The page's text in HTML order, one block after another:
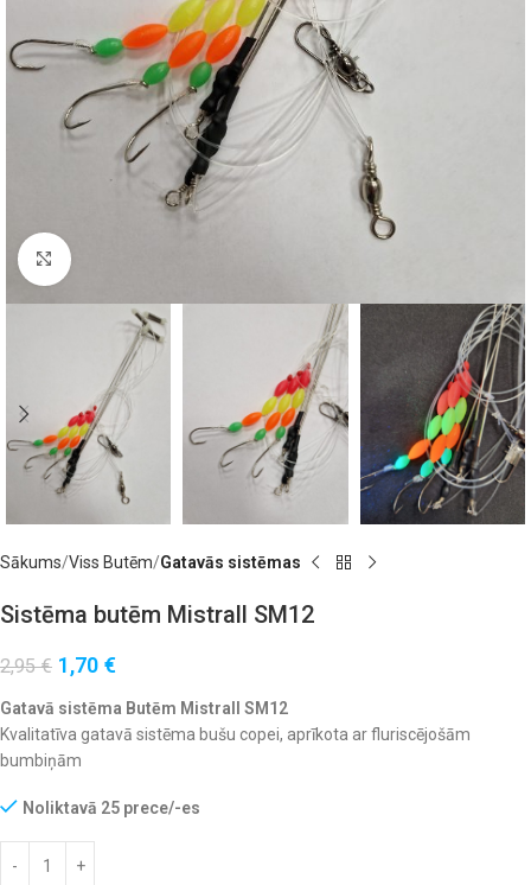
Noklikšķiniet, lai palielinātu
Sākums Viss Butēm Gatavās sistēmas
Sistēma butēm Mistrall SM12
2,95€ 1,70 €
Gatavā sistēma Butēm Mistrall SM12
Kvalitatīva gatavā sistēma bušu copei, aprīkota ar fluriscējošām
bumbiņām
Noliktavā 25 prece/-es